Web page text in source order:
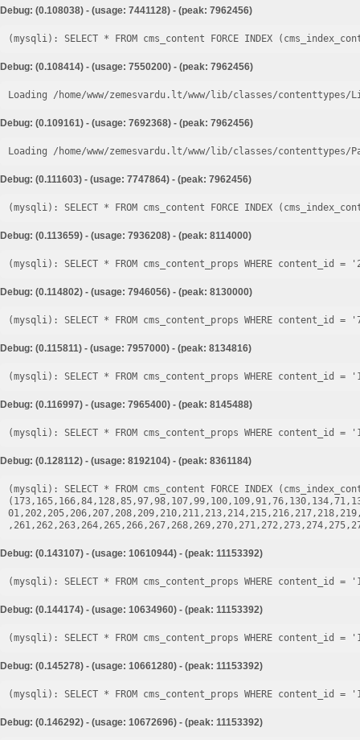
Debug: (0.108038) - (usage: 7441128) - (peak: 7962456)
Debug: (0.108414) - (usage: 7550200) - (peak: 7962456)
Loading /home/www/zemesvardu.lt/www/lib/classes/
Debug: (0.109161) - (usage: 7692368) - (peak: 7962456)
Loading /home/www/zemesvardu.lt/www/lib/classes/
Debug: (0.111603) - (usage: 7747864) - (peak: 7962456)
Debug: (0.113659) - (usage: 7936208) - (peak: 8114000)
Debug: (0.114802) - (usage: 7946056) - (peak: 8130000)
Debug: (0.115811) - (usage: 7957000) - (peak: 8134816)
Debug: (0.116997) - (usage: 7965400) - (peak: 8145488)
Debug: (0.128112) - (usage: 8192104) - (peak: 8361184)
(mysqli): SELECT * FROM cms_content FORCE INDEX
Debug: (0.143107) - (usage: 10610944) - (peak: 11153392)
Debug: (0.144174) - (usage: 10634960) - (peak: 11153392)
Debug: (0.145278) - (usage: 10661280) - (peak: 11153392)
Debug: (0.146292) - (usage: 10672696) - (peak: 11153392)